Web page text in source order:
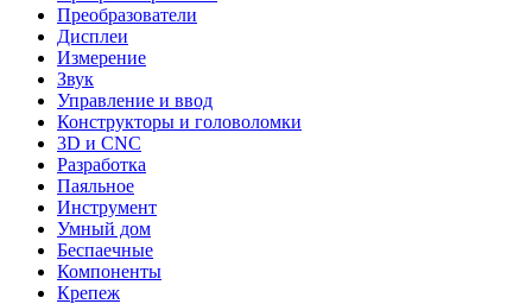
Преобразователи
Дисплеи
Измерение
Звук
Управление и ввод
Конструкторы и головоломки
3D и CNC
Разработка
Паяльное
Инструмент
Умный дом
Беспаечные
Компоненты
Крепеж